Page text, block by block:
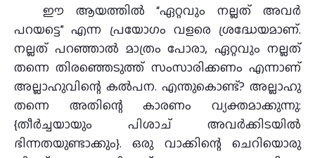
ഈ ആയത്തിൽ “ഏറ്റവും നല്ലത് അവർ
പറയട്ടെ” എന്ന പ്രയോഗം വളരെ ശ്രദ്ധേയമാണ്.
നല്ലത് പറഞ്ഞാൽ മാത്രം പോരാ, ഏറ്റവും നല്ലത്
തന്നെ തിരഞ്ഞെടുത്ത് സംസാരിക്കണം എന്നാണ്
അല്ലാഹുവിന്റെ കൽപന. എന്തുകൊണ്ട്? അല്ലാഹു
തന്നെ അതിന്റെ കാരണം വ്യക്തമാക്കുന്നു:
{തീർച്ചയായും പിശാച് അവർക്കിടയിൽ
ഭിന്നതയുണ്ടാക്കും}. ഒരു വാക്കിന്റെ ചെറിയൊരു